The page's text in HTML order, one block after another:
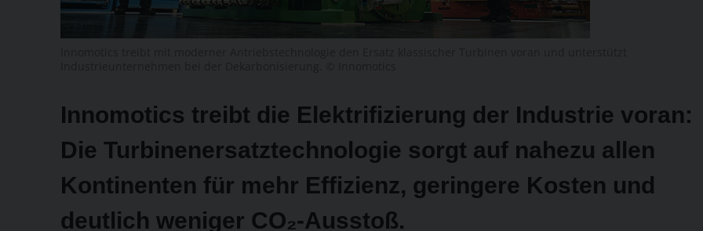
Innomotics treibt die Elektrifizierung der Industrie voran:
Die Turbinenersatztechnologie sorgt auf nahezu allen
Kontinenten für mehr Effizienz, geringere Kosten und
deutlich ­weniger CO₂-Ausstoß.